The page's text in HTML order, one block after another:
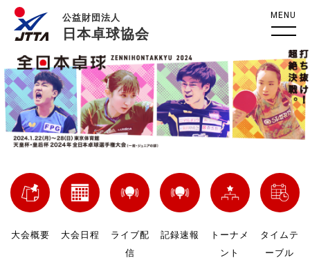
公益財団法人
日本卓球協会
MENU
大会概要 大会日程
ライブ配
信
記録速報
トーナメ
ント
タイムテ
ーブル